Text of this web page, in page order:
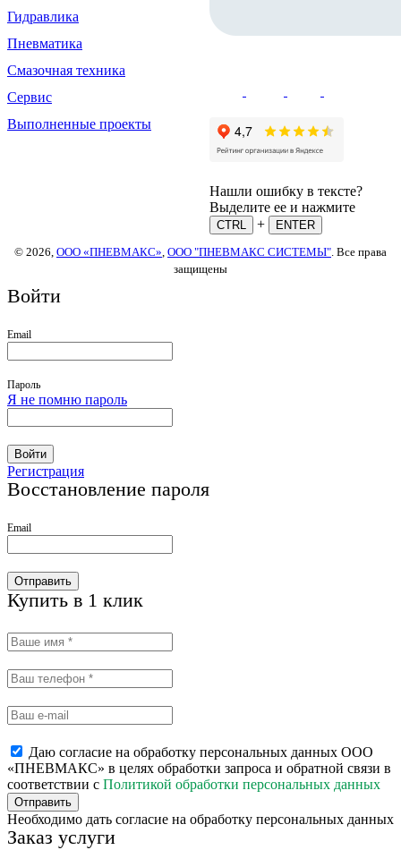
Гидравлика
Пневматика
Смазочная техника
Сервис
Выполненные проекты
Нашли ошибку в тексте?
Выделите ее и нажмите
CTRL +
ENTER
© 2026, ООО «ПНЕВМАКС» ООО "ПНЕВМАКС СИСТЕМЫ" . Все права
защищены
Войти
Email
Пароль
Я не помню пароль
Войти
Регистрация
Восстановление пароля
Email
Отправить
Купить в 1 клик
Даю согласие на обработку персональных данных ООО
«ПНЕВМАКС» в целях обработки запроса и обратной связи в
соответствии с Политикой обработки персональных данных
Отправить
Необходимо дать согласие на обработку персональных данных
Заказ услуги